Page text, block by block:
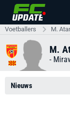
Voetballers M.
M.
-
Nieuws